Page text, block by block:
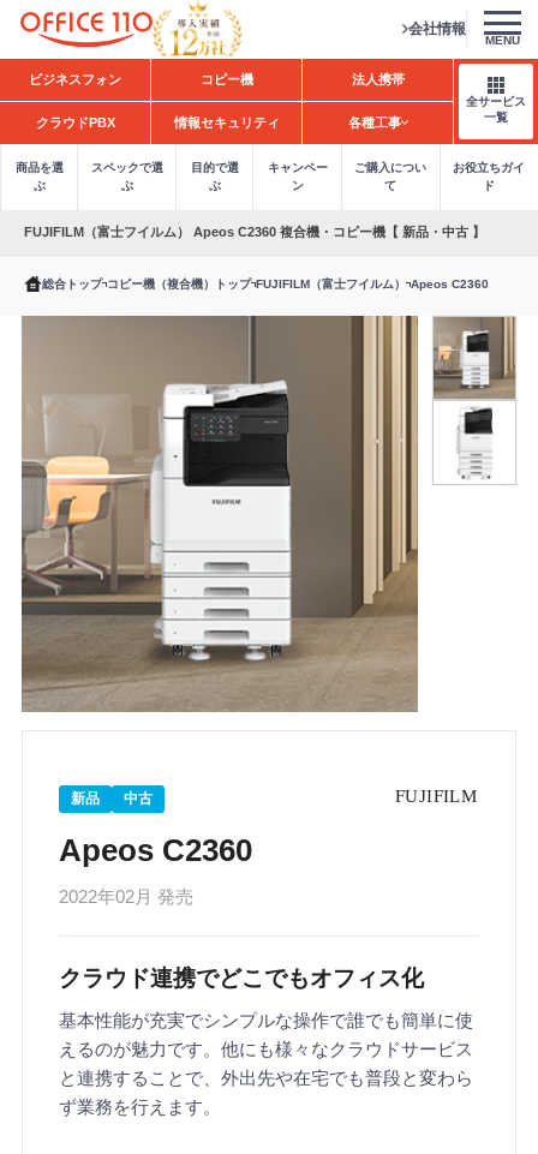
H
o
会社情報
MENU
ビジネスフォン コピー機 法人携帯
クラウドPBX 情報セキュリティ 各種工事
全サービス
一覧
商品を選
ぶ
スペックで選
ぶ
目的で選
ぶ
キャンペー
ン
ご購入につい
て
お役立ちガイ
ド
FUJIFILM（富士フイルム） Apeos C2360 複合機・コピー機【 新品・中古 】
総合トップ コピー機（複合機）トップ FUJIFILM（富士フイルム） Apeos C2360
Apeos C2360
2022年02月 発売
新品 中古
クラウド連携でどこでもオフィス化
基本性能が充実でシンプルな操作で誰でも簡単に使
えるのが魅力です。他にも様々なクラウドサービス
と連携することで、外出先や在宅でも普段と変わら
ず業務を行えます。